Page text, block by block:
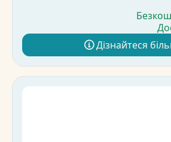
Дізнайтеся